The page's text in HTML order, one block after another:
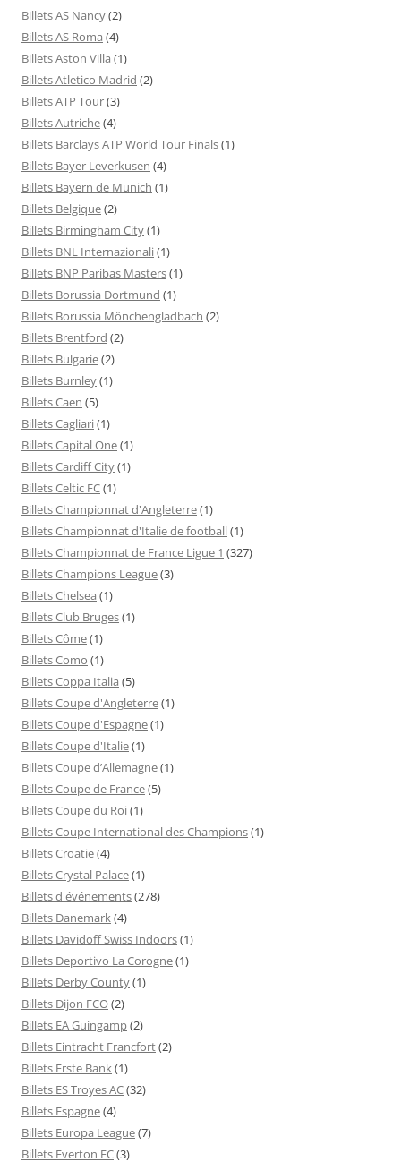
Billets AS Nancy(2)
Billets AS Roma (4)
Billets Aston Villa (1)
Billets Atletico Madrid (2)
Billets ATP Tour(3)
Billets Autriche(4)
Billets Barclays ATP World Tour Finals(1)
Billets Bayer Leverkusen (4)
Billets Bayern de Munich (1)
Billets Belgique(2)
Billets Birmingham City(1)
Billets BNL Internazionali(1)
Billets BNP Paribas Masters(1)
Billets Borussia Dortmund (1)
Billets Borussia Mönchengladbach (2)
Billets Brentford (2)
Billets Bulgarie(2)
Billets Burnley(1)
Billets Caen (5)
Billets Cagliari(1)
Billets Capital One(1)
Billets Cardiff City(1)
Billets Celtic FC(1)
Billets Championnat d'Angleterre(1)
Billets Championnat d'Italie de football(1)
Billets Championnat de France Ligue 1 (327)
Billets Champions League(3)
Billets Chelsea (1)
Billets Club Bruges(1)
Billets Côme(1)
Billets Como (1)
Billets Coppa Italia (5)
Billets Coupe d'Angleterre(1)
Billets Coupe d'Espagne(1)
Billets Coupe d'Italie(1)
Billets Coupe d’Allemagne(1)
Billets Coupe de France(5)
Billets Coupe du Roi(1)
Billets Coupe International des Champions(1)
Billets Croatie(4)
Billets Crystal Palace(1)
Billets d'événements(278)
Billets Danemark(4)
Billets Davidoff Swiss Indoors(1)
Billets Deportivo La Corogne(1)
Billets Derby County(1)
Billets Dijon FCO(2)
Billets EA Guingamp(2)
Billets Eintracht Francfort(2)
Billets Erste Bank(1)
Billets ES Troyes AC(32)
Billets Espagne(4)
Billets Europa League(7)
Billets Everton FC(3)